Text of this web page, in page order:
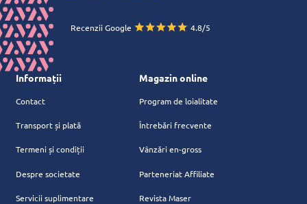
Recenzii Google 4.8/5
Informații
Contact
Transport și plată
Termeni și condiții
Despre societate
Servicii suplimentare
Magazin online
Program de loialitate
Întrebări frecvente
Vânzări en-gross
Parteneriat Affiliate
Revista Maser